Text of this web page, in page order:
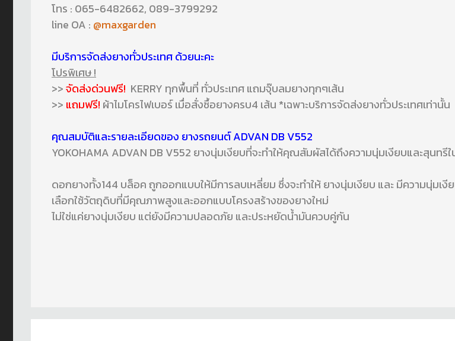
โทร : 065-6482662, 089-3799292
line OA : @maxgarden
มีบริการจัดส่งยางทั่วประเทศ ด้วยนะคะ
โปรพิเศษ !
>>จัดส่งด่วนฟรี! KERRY ทุกพื้นที่ ทั่วประเทศ แถมจุ๊บลมยางทุกๆเส้น
>> แถมฟรี! ผ้าไมโครไฟเบอร์ เมื่อสั่งซื้อยางครบ4 เส้น *เฉพาะบริการจัดส่งยางทั่วประเทศเท่านั้น
คุณสมบัติและรายละเอียดของ ยางรถยนต์ ADVAN DB V552
YOKOHAMA ADVAN DB V552 ยางนุ่มเงียบที่จะทำให้คุณสัมผัสได้ถึงความนุ่มเงียบและสุนทรี
ดอกยางทั้ง144 บล็อค ถูกออกแบบให้มีการลบเหลี่ยม ซึ่งจะทำให้ ยางนุ่มเงียบ และ มีความนุ่มเงี
เลือกใช้วัตถุดิบที่มีคุณภาพสูงและออกแบบโครงสร้างของยางใหม่
ไม่ใช่แค่ยางนุ่มเงียบ แต่ยังมีความปลอดภัย และประหยัดน้ำมันควบคู่กัน